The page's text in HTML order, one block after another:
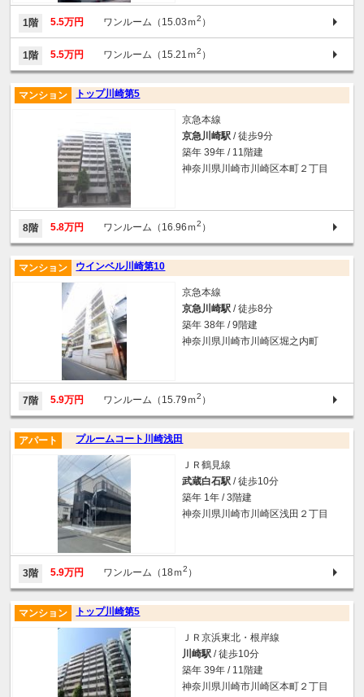
1階 5.5万円 ワンルーム（15.03ｍ2 ）
1階 5.5万円 ワンルーム（15.21ｍ2 ）
トップ川崎第5
マンション
京急本線
京急川崎駅 / 徒歩9分
築年 39年 / 11階建
神奈川県川崎市川崎区本町２丁目
8階 5.8万円 ワンルーム（16.96ｍ2 ）
ウインベル川崎第10
マンション
京急本線
京急川崎駅 / 徒歩8分
築年 38年 / 9階建
神奈川県川崎市川崎区堀之内町
7階 5.9万円 ワンルーム（15.79ｍ2 ）
プルームコート川崎浅田
アパート
ＪＲ鶴見線
武蔵白石駅 / 徒歩10分
築年 1年 / 3階建
神奈川県川崎市川崎区浅田２丁目
3階 5.9万円 ワンルーム（18ｍ2 ）
トップ川崎第5
マンション
ＪＲ京浜東北・根岸線
川崎駅 / 徒歩10分
築年 39年 / 11階建
神奈川県川崎市川崎区本町２丁目